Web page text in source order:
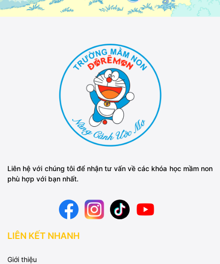
Liên hệ với chúng tôi để nhận tư vấn về các khóa học mầm non
phù hợp với bạn nhất.
LIÊN KẾT NHANH
Giới thiệu